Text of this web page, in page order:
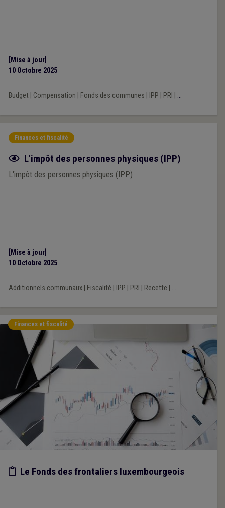
[Mise à jour]
10 Octobre 2025
Budget| Compensation Fonds des communes IPP PRI ...
Finances et fiscalité
Fiche focus
L'impôt des personnes physiques (IPP)
L'impôt des personnes physiques (IPP)
[Mise à jour]
10 Octobre 2025
Additionnels communaux| Fiscalité IPP PRI Recette ...
Finances et fiscalité
Etude/chiffres
Le Fonds des frontaliers luxembourgeois